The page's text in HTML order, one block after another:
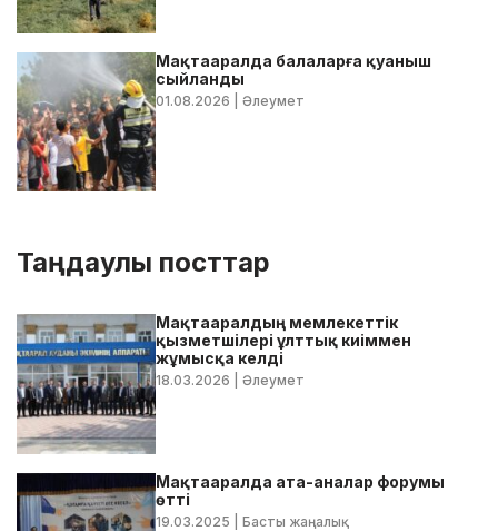
Мақтааралда балаларға қуаныш
сыйланды
01.08.2026 | Әлеумет
Таңдаулы посттар
Мақтааралдың мемлекеттік
қызметшілері ұлттық киіммен
жұмысқа келді
18.03.2026 | Әлеумет
Мақтааралда ата-аналар форумы
өтті
19.03.2025 | Басты жаңалық